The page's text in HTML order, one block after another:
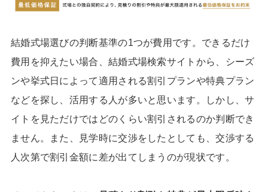
結婚式場選びの判断基準の1つが費用です。できるだけ
費用を抑えたい場合、結婚式場検索サイトから、シーズ
ンや挙式日によって適用される割引プランや特典プラン
などを探し、活用する人が多いと思います。しかし、サ
イトを見ただけではどのくらい割引されるのか判断でき
ません。また、見学時に交渉をしたとしても、交渉する
人次第で割引金額に差が出てしまうのが現状です。